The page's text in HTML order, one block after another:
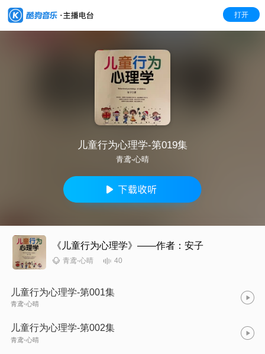
打开
儿童行为心理学-第019集
青鸢-心晴
《儿童行为心理学》——作者：安子
青鸢-心晴 40
儿童行为心理学-第001集
青鸢-心晴
儿童行为心理学-第002集
青鸢-心晴